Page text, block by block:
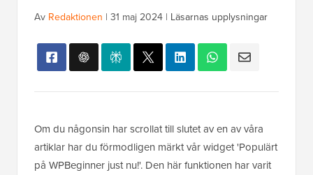
Av Redaktionen | 31 maj 2024 | Läsarnas upplysningar
Om du någonsin har scrollat till slutet av en av våra
artiklar har du förmodligen märkt vår widget 'Populärt
på WPBeginner just nu!'. Den här funktionen har varit